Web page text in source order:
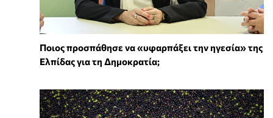
Ποιος προσπάθησε να «υφαρπάξει την ηγεσία» της
Ελπίδας για τη Δημοκρατία;